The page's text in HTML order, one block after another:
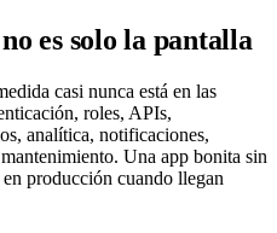
es solo la pantalla
casi nunca está en las
roles, APIs,
analítica, notificaciones,
Una app bonita sin
producción cuando llegan